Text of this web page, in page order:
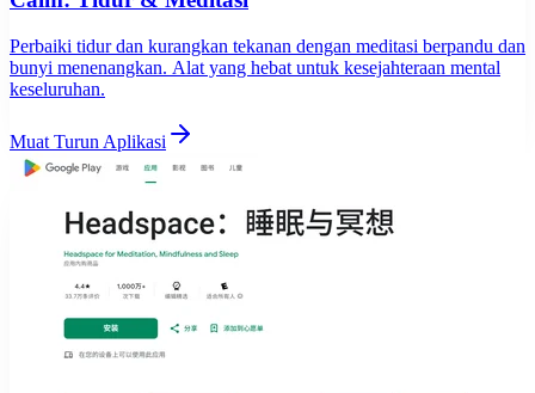
Perbaiki tidur dan kurangkan tekanan dengan meditasi berpandu dan
bunyi menenangkan. Alat yang hebat untuk kesejahteraan mental
keseluruhan.
Muat Turun Aplikasi